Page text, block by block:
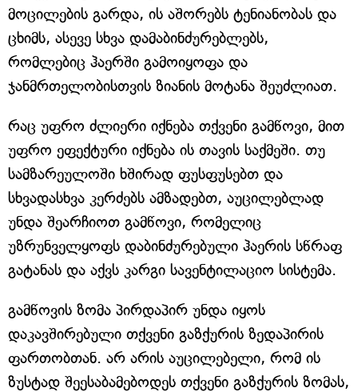
მოცილების გარდა, ის აშორებს ტენიანობას და
ცხიმს, ასევე სხვა დამაბინძურებლებს,
რომლებიც ჰაერში გამოიყოფა და
ჯანმრთელობისთვის ზიანის მოტანა შეუძლიათ.
რაც უფრო ძლიერი იქნება თქვენი გამწოვი, მით
უფრო ეფექტური იქნება ის თავის საქმეში. თუ
სამზარეულოში ხშირად ფუსფუსებთ და
სხვადასხვა კერძებს ამზადებთ, აუცილებლად
უნდა შეარჩიოთ გამწოვი, რომელიც
უზრუნველყოფს დაბინძურებული ჰაერის სწრაფ
გატანას და აქვს კარგი სავენტილაციო სისტემა.
გამწოვის ზომა პირდაპირ უნდა იყოს
დაკავშირებული თქვენი გაზქურის ზედაპირის
ფართობთან. არ არის აუცილებელი, რომ ის
ზუსტად შეესაბამებოდეს თქვენი გაზქურის ზომას,